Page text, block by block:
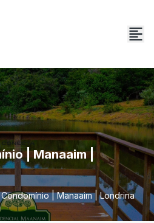
| Manaaim |
| Manaaim | Londrina